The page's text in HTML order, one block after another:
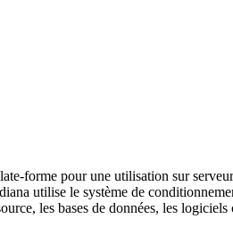
forme pour une utilisation sur
utilise le système de
les bases de données, les logiciels